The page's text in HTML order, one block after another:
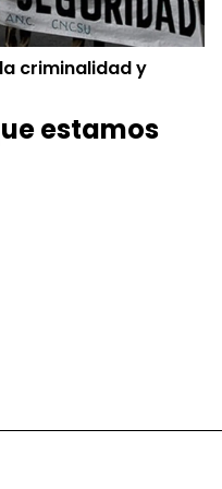
criminalidad y
estamos